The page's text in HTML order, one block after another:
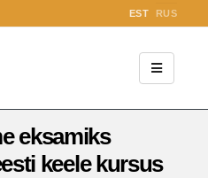
EST RUS
eksamiks
keele kursus